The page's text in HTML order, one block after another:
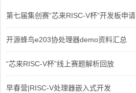
第七届集创赛“芯来RISC-V杯”开发板申请
开源蜂鸟e203协处理器demo资料汇总
“芯来RISC-V杯”线上赛题解析回放
早春营|RISC-V处理器嵌入式开发